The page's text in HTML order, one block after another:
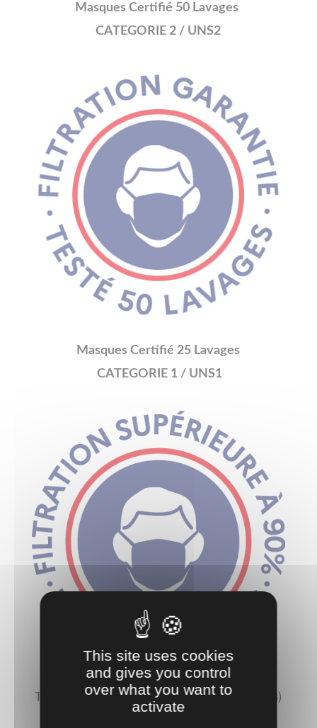
Masques Certifié 50 Lavages
CATEGORIE 2 / UNS2
Masques Certifié 25 Lavages
CATEGORIE 1 / UNS1
Tissu Français Fabriqué dans les Vosges (88)
This site uses cookies
and gives you control
over what you want to
activate